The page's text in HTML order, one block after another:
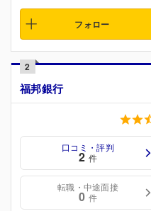
フォロー
2
福邦銀行
口コミ・評判
2 件
転職・中途面接
0 件